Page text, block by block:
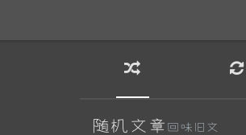
随机文章 回味旧文